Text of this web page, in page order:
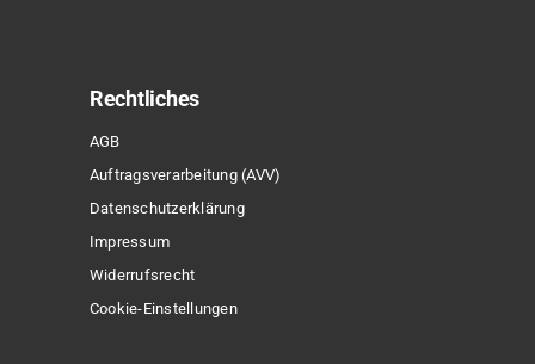
Rechtliches
AGB
Auftragsverarbeitung (AVV)
Datenschutzerklärung
Impressum
Widerrufsrecht
Cookie-Einstellungen